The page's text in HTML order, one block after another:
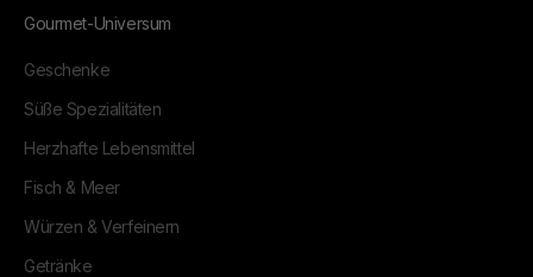
Gourmet-Universum
Geschenke
Süße Spezialitäten
Herzhafte Lebensmittel
Fisch & Meer
Würzen & Verfeinern
Getränke